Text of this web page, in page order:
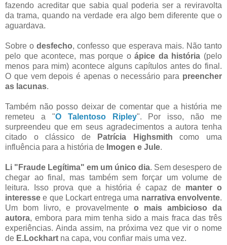
fazendo acreditar que sabia qual poderia ser a reviravolta
da trama, quando na verdade era algo bem diferente que o
aguardava.
Sobre odesfecho, confesso que esperava mais. Não tanto
pelo que acontece, mas porque oápice da história (pelo
menos para mim) acontece alguns capítulos antes do final.
O que vem depois é apenas o necessário para preencher
as lacunas.
Também não posso deixar de comentar que a história me
remeteu a "O Talentoso Ripley". Por isso, não me
surpreendeu que em seus agradecimentos a autora tenha
citado o clássico de
Patrícia Highsmithcomo uma
influência para a história de Imogen e Jule.
Li "Fraude Legítima" em um único dia. Sem desespero de
chegar ao final, mas também sem forçar um volume de
leitura. Isso prova que a história é capaz de manter o
interesse e que Lockart entrega uma narrativa envolvente.
Um bom livro, e provavelmente o mais ambicioso da
autora, embora para mim tenha sido a mais fraca das três
experiências. Ainda assim, na próxima vez que vir o nome
de E.Lockhart na capa, vou confiar mais uma vez.